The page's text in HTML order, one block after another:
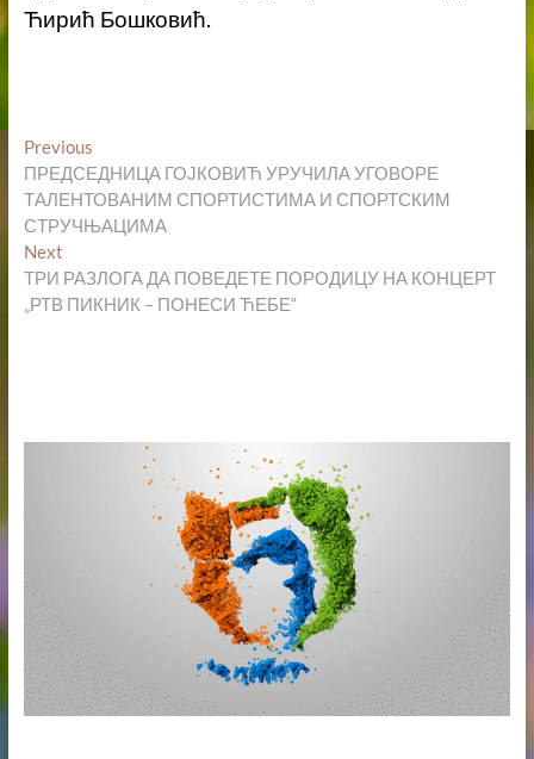
Ћирић Бошковић.
Кретање
чланка
PreviousPrevious
post:
ПРЕДСЕДНИЦА ГОЈКОВИЋ УРУЧИЛА УГОВОРЕ
ТАЛЕНТОВАНИМ СПОРТИСТИМА И СПОРТСКИМ
СТРУЧЊАЦИМА
NextNext
post:
ТРИ РАЗЛОГА ДА ПОВЕДЕТЕ ПОРОДИЦУ НА КОНЦЕРТ
„РТВ ПИКНИК – ПОНЕСИ ЋЕБЕ“